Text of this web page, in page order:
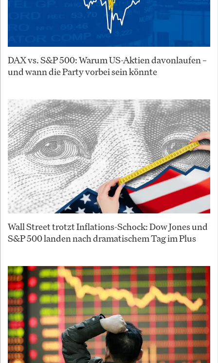
DAX vs. S&P 500: Warum US-Aktien davonlaufen –
und wann die Party vorbei sein könnte
Wall Street trotzt Inflations-Schock: Dow Jones und
S&P 500 landen nach dramatischem Tag im Plus